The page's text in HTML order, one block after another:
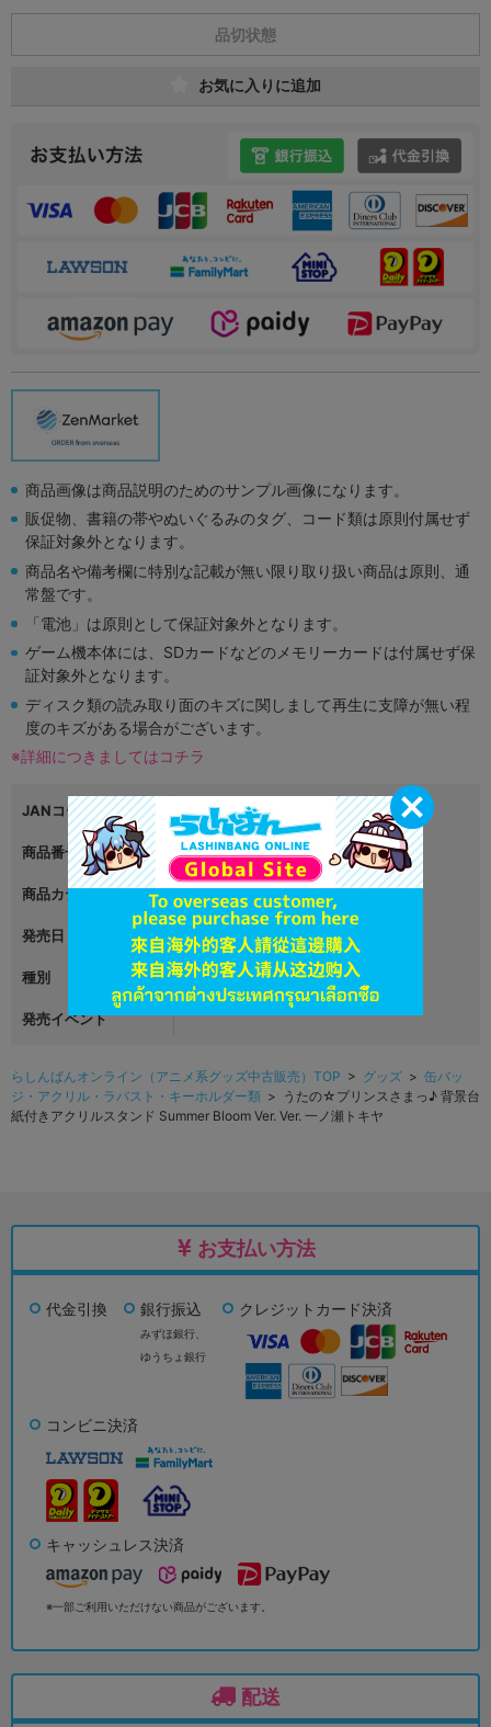
品切状態
お気に入りに追加
商品画像は商品説明のためのサンプル画像になります。
販促物、書籍の帯やぬいぐるみのタグ、コード類は原則付属せず
保証対象外となります。
商品名や備考欄に特別な記載が無い限り取り扱い商品は原則、通
常盤です。
「電池」は原則として保証対象外となります。
ゲーム機本体には、SDカードなどのメモリーカードは付属せず保
証対象外となります。
ディスク類の読み取り面のキズに関しまして再生に支障が無い程
度のキズがある場合がございます。
※詳細につきましてはコチラ
JANコード 4510417595885
商品番号 L05561114
商品カテゴリ グッズ
発売日 2023年07月15日
種別 アクリルフィギュア
発売イベント
らしんばんオンライン（アニメ系グッズ中古販売）TOP > グッズ > 缶バッ
ジ・アクリル・ラバスト・キーホルダー類 > うたの☆プリンスさまっ♪ 背景台
紙付きアクリルスタンド Summer Bloom Ver. Ver. 一ノ瀬トキヤ
お支払い方法
代金引換 銀行振込
みずほ銀行、
ゆうちょ銀行
クレジットカード決済
コンビニ決済
キャッシュレス決済
※一部ご利用いただけない商品がございます。
配送